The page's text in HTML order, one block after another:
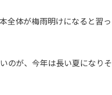
全体が梅雨明けになると習っ
のが、今年は長い夏になりそ